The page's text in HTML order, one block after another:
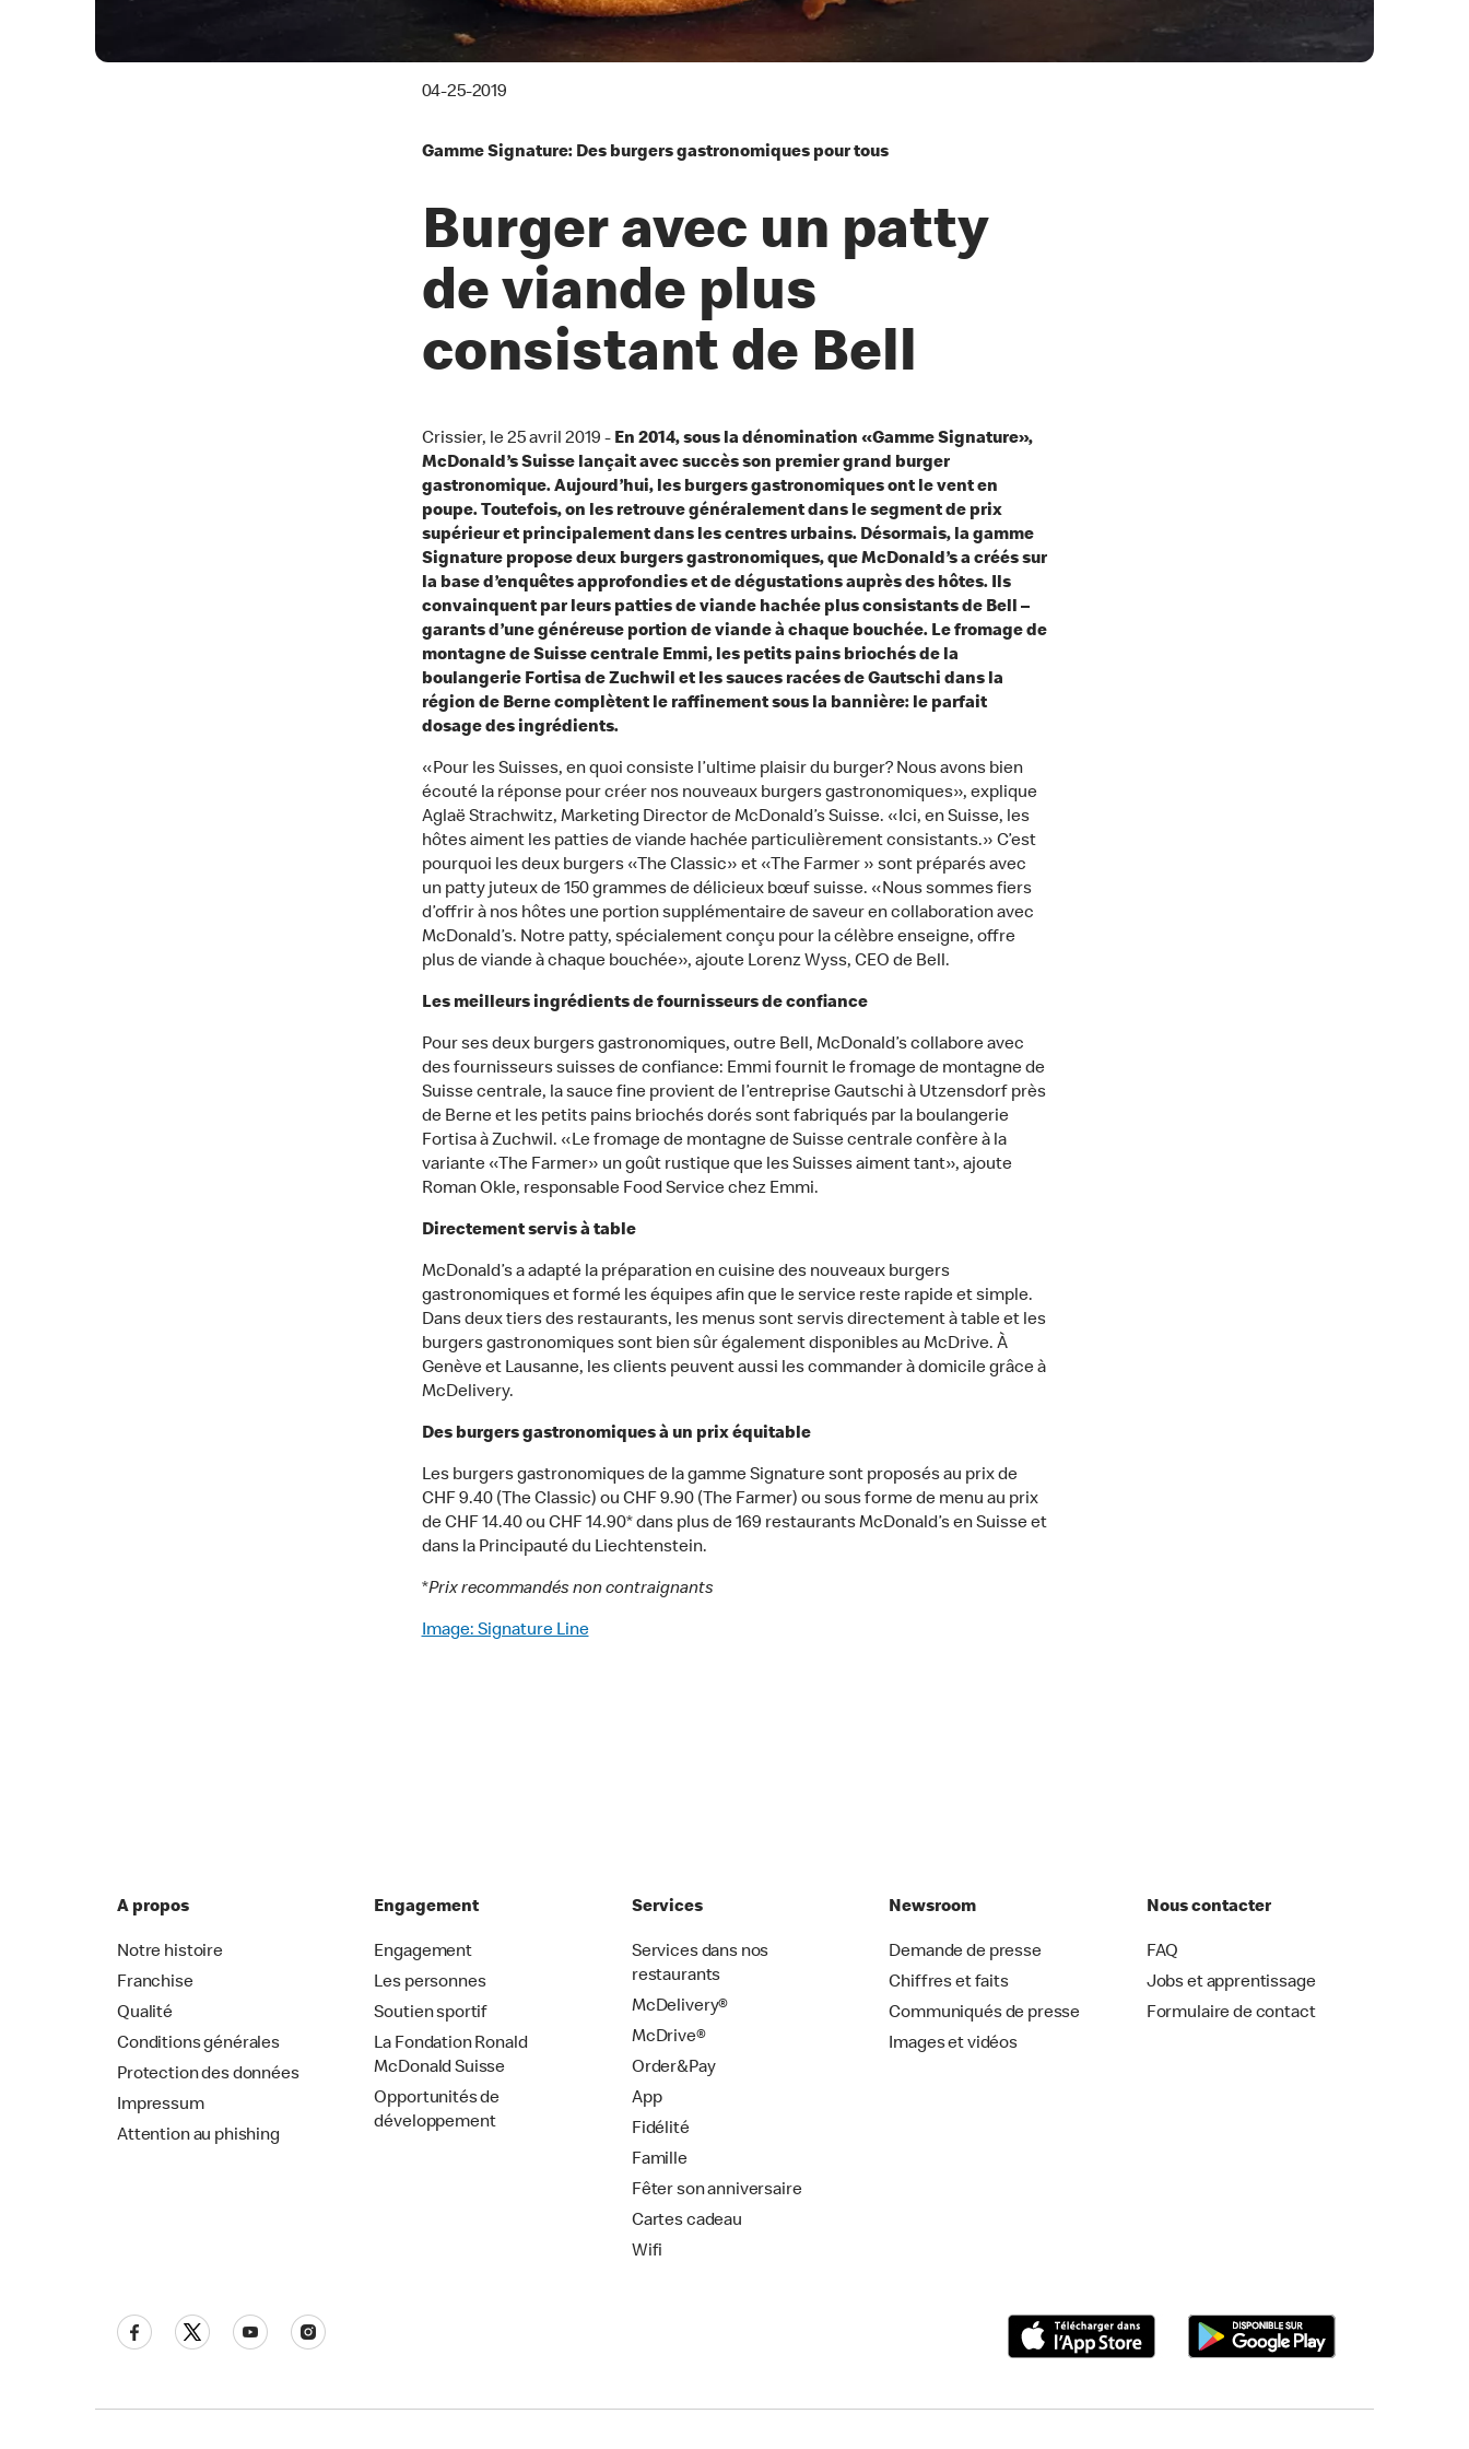
04-25-2019
Gamme Signature: Des burgers gastronomiques pour tous
Burger avec un patty
de viande plus
consistant de Bell
Crissier, le 25 avril 2019 - En 2014, sous la dénomination «Gamme Signature»,
McDonald’s Suisse lançait avec succès son premier grand burger
gastronomique. Aujourd’hui, les burgers gastronomiques ont le vent en
poupe. Toutefois, on les retrouve généralement dans le segment de prix
supérieur et principalement dans les centres urbains. Désormais, la gamme
Signature propose deux burgers gastronomiques, que McDonald’s a créés sur
la base d’enquêtes approfondies et de dégustations auprès des hôtes. Ils
convainquent par leurs patties de viande hachée plus consistants de Bell –
garants d’une généreuse portion de viande à chaque bouchée. Le fromage de
montagne de Suisse centrale Emmi, les petits pains briochés de la
boulangerie Fortisa de Zuchwil et les sauces racées de Gautschi dans la
région de Berne complètent le raffinement sous la bannière: le parfait
dosage des ingrédients.
«Pour les Suisses, en quoi consiste l’ultime plaisir du burger? Nous avons bien
écouté la réponse pour créer nos nouveaux burgers gastronomiques», explique
Aglaë Strachwitz, Marketing Director de McDonald’s Suisse. «Ici, en Suisse, les
hôtes aiment les patties de viande hachée particulièrement consistants.» C’est
pourquoi les deux burgers «The Classic» et «The Farmer » sont préparés avec
un patty juteux de 150 grammes de délicieux bœuf suisse. «Nous sommes fiers
d’offrir à nos hôtes une portion supplémentaire de saveur en collaboration avec
McDonald’s. Notre patty, spécialement conçu pour la célèbre enseigne, offre
plus de viande à chaque bouchée», ajoute Lorenz Wyss, CEO de Bell.
Les meilleurs ingrédients de fournisseurs de confiance
Pour ses deux burgers gastronomiques, outre Bell, McDonald’s collabore avec
des fournisseurs suisses de confiance: Emmi fournit le fromage de montagne de
Suisse centrale, la sauce fine provient de l’entreprise Gautschi à Utzensdorf près
de Berne et les petits pains briochés dorés sont fabriqués par la boulangerie
Fortisa à Zuchwil. «Le fromage de montagne de Suisse centrale confère à la
variante «The Farmer» un goût rustique que les Suisses aiment tant», ajoute
Roman Okle, responsable Food Service chez Emmi.
Directement servis à table
McDonald’s a adapté la préparation en cuisine des nouveaux burgers
gastronomiques et formé les équipes afin que le service reste rapide et simple.
Dans deux tiers des restaurants, les menus sont servis directement à table et les
burgers gastronomiques sont bien sûr également disponibles au McDrive. À
Genève et Lausanne, les clients peuvent aussi les commander à domicile grâce à
McDelivery.
Des burgers gastronomiques à un prix équitable
Les burgers gastronomiques de la gamme Signature sont proposés au prix de
CHF 9.40 (The Classic) ou CHF 9.90 (The Farmer) ou sous forme de menu au prix
de CHF 14.40 ou CHF 14.90* dans plus de 169 restaurants McDonald’s en Suisse et
dans la Principauté du Liechtenstein.
*Prix recommandés non contraignants
Image: Signature Line
A propos
Notre histoire
Franchise
Qualité
Conditions générales
Protection des données
Impressum
Attention au phishing
Engagement
Engagement
Les personnes
Soutien sportif
La Fondation Ronald
McDonald Suisse
Opportunités de
développement
Services
Services dans nos
restaurants
McDelivery®
McDrive®
Order&Pay
App
Fidélité
Famille
Fêter son anniversaire
Cartes cadeau
Wifi
Newsroom
Demande de presse
Chiffres et faits
Communiqués de presse
Images et vidéos
Nous contacter
FAQ
Jobs et apprentissage
Formulaire de contact